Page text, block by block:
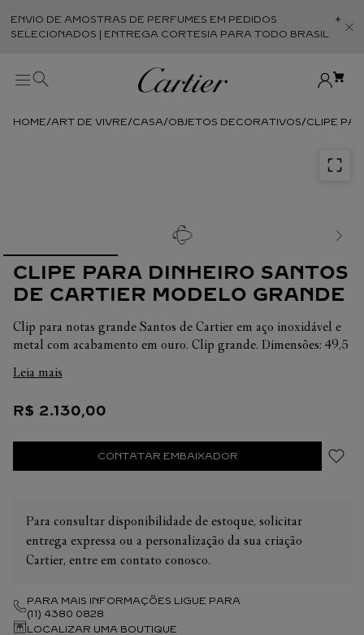
ENVIO DE AMOSTRAS DE PERFUMES EM PEDIDOS
SELECIONADOS | ENTREGA CORTESIA PARA TODO BRASIL
ART DE VIVRE CASA OBJETOS DECORATIVOS CLIPE
CLIPE PARA DINHEIRO SANTOS
DE CARTIER MODELO GRANDE
Clip para notas grande Santos de Cartier em aço inoxidável e
metal com acabamento em ouro. Clip grande. Dimensões: 49,5
Leia mais
R$ 2.130,00
CONTATAR EMBAIXADOR
Para consultar disponibilidade de estoque, solicitar
entrega expressa ou a personalização da sua criação
Cartier, entre em contato conosco.
PARA MAIS INFORMAÇÕES LIGUE PARA
(11) 4380 0828
LOCALIZAR UMA BOUTIQUE